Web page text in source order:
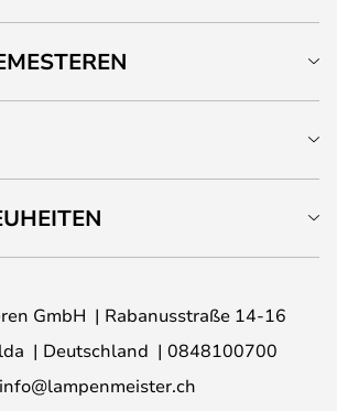
GmbH
Rabanusstraße 14-16
Deutschland
0848100700
info@lampenmeister.ch